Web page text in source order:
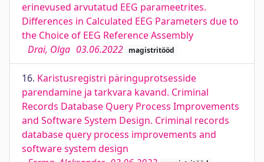
erinevused arvutatud EEG parameetrites.
Differences in Calculated EEG Parameters due to
the Choice of EEG Reference Assembly
Drai, Olga 03.06.2022 magistritööd
16. Karistusregistri päringuprotsesside
parendamine ja tarkvara kavand. Criminal
Records Database Query Process Improvements
and Software System Design. Criminal records
database query process improvements and
software system design